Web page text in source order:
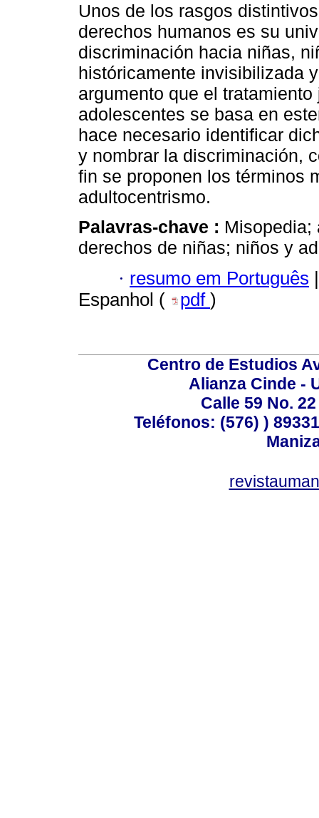
Unos de los rasgos
derechos humanos es su
discriminación hacia niñas,
históricamente invisibilizada
argumento que el
adolescentes se basa en
hace necesario identificar
y nombrar la discriminación,
fin se proponen los términos
adultocentrismo.
Palavras-chave : Misopedia;
derechos de niñas; niños y
· resumo em Português |
Espanhol (
pdf )
Centro de Estudios
Alianza Cinde -
Calle 59 No.
Teléfonos: (576) )